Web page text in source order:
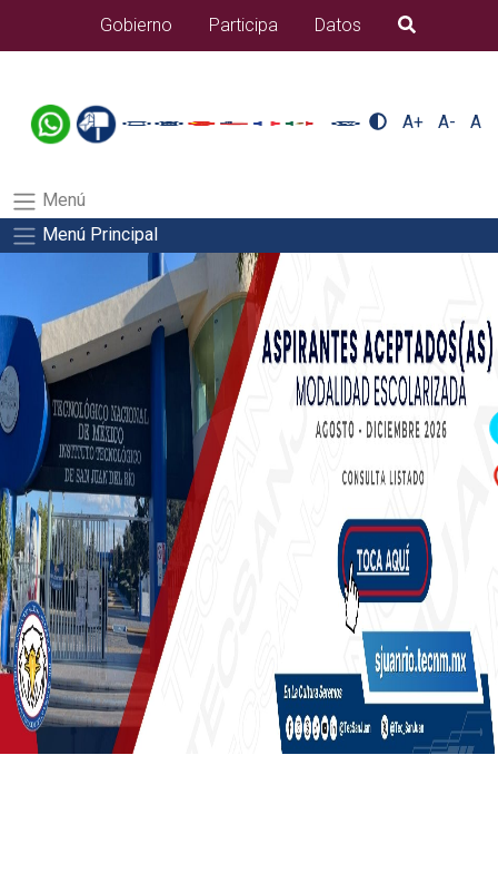
alumnos/titulacionSalida del comando:
Gobierno Participa Datos B�squeda
A+ A- A
Menú
Menú Principal